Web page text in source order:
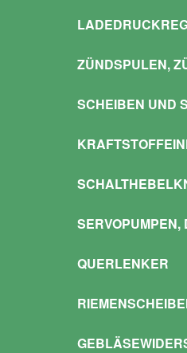
ZÜNDSPULEN,
SCHEIBEN UND
QUERLENKER